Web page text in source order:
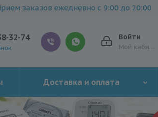
заказов ежедневно с 9:00 до 20:00
Войти
Мой кабинет
32-74
Доставка и оплата